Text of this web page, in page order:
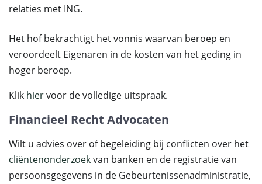
relaties met ING.
Het hof bekrachtigt het vonnis waarvan beroep en
veroordeelt Eigenaren in de kosten van het geding in
hoger beroep.
Klik hiervoor de volledige uitspraak.
Financieel Recht Advocaten
Wilt u advies over of begeleiding bij conflicten over het
cliëntenonderzoekvan banken en de registratie van
persoonsgegevens in de Gebeurtenissenadministratie,